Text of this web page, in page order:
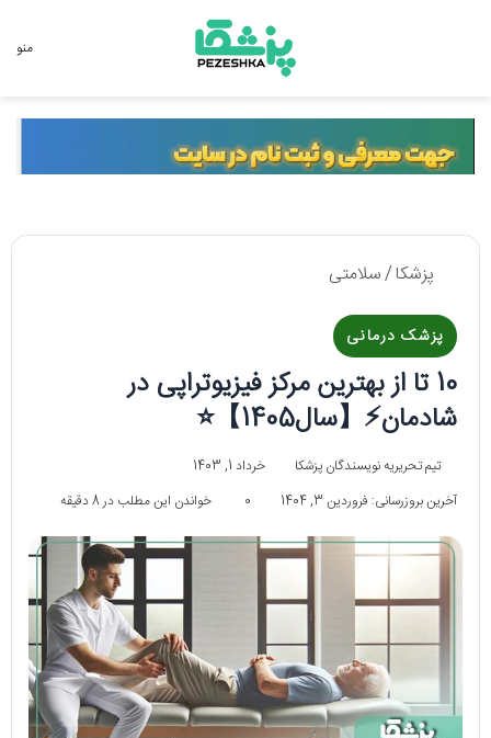
منو
پزشکا/سلامتی
پزشک درمانی
10 تا از بهترین مرکز فیزیوتراپی در
شادمان⚡️【سال1405】⭐
تیم تحریریه نویسندگان پزشکا
خرداد 1, 1403
آخرین بروزرسانی: فروردین 3, 1404
0 خواندن این مطلب در 8 دقیقه